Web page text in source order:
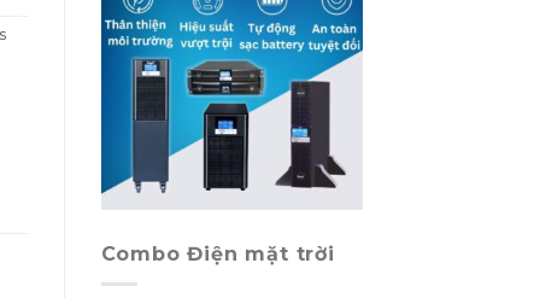
Combo Điện mặt trời